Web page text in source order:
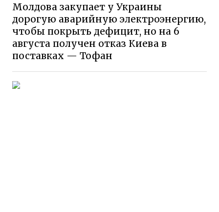
Молдова закупает у Украины
дорогую аварийную электроэнергию,
чтобы покрыть дефицит, но на 6
августа получен отказ Киева в
поставках — Тофан